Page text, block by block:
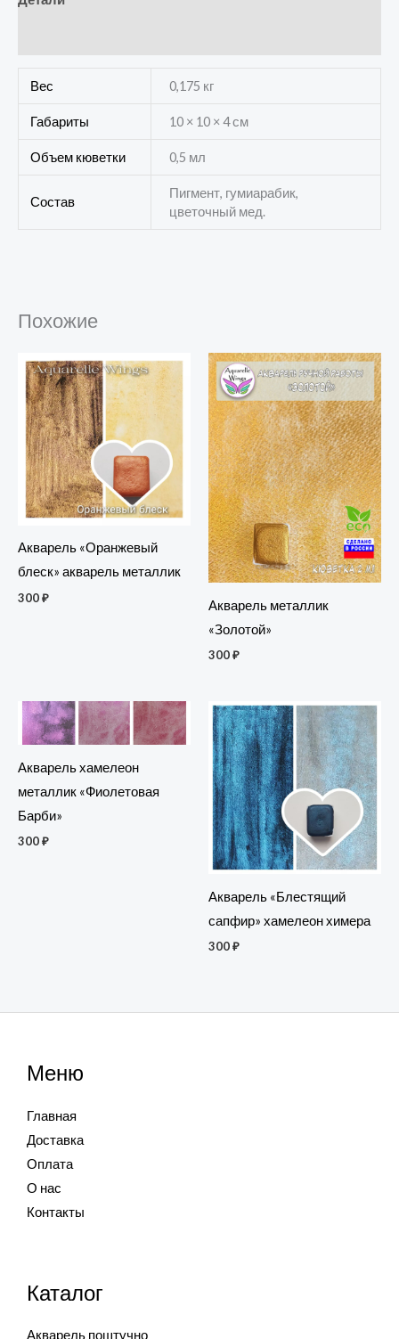
Вес 0,175 кг
Габариты 10 × 10 × 4 см
Объем кюветки 0,5 мл
Состав
Пигмент, гумиарабик,
цветочный мед.
Похожие
Акварель «Оранжевый
блеск» акварель металлик
300₽
Акварель металлик
«Золотой»
300₽
Акварель хамелеон
металлик «Фиолетовая
Барби»
300₽
Акварель «Блестящий
сапфир» хамелеон химера
300₽
Меню
Главная
Доставка
Оплата
О нас
Контакты
Каталог
Акварель поштучно